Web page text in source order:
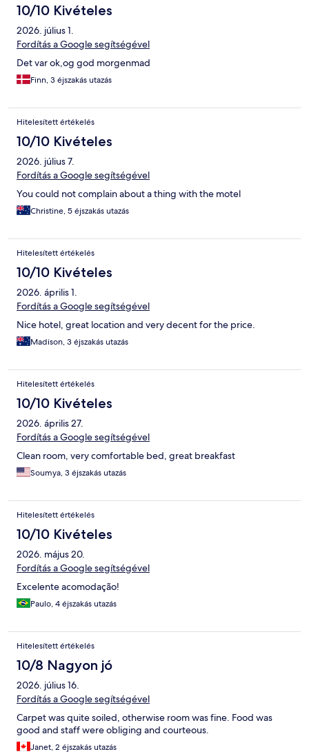
10/10 Kivételes
2026. július 1.
Fordítás a Google segítségével
Det var ok,og god morgenmad
Finn, 3 éjszakás utazás
Hitelesített értékelés
10/10 Kivételes
2026. július 7.
Fordítás a Google segítségével
You could not complain about a thing with the motel
Christine, 5 éjszakás utazás
Hitelesített értékelés
10/10 Kivételes
2026. április 1.
Fordítás a Google segítségével
Nice hotel, great location and very decent for the price.
Madison, 3 éjszakás utazás
Hitelesített értékelés
10/10 Kivételes
2026. április 27.
Fordítás a Google segítségével
Clean room, very comfortable bed, great breakfast
Soumya, 3 éjszakás utazás
Hitelesített értékelés
10/10 Kivételes
2026. május 20.
Fordítás a Google segítségével
Excelente acomodação!
Paulo, 4 éjszakás utazás
Hitelesített értékelés
10/8 Nagyon jó
2026. július 16.
Fordítás a Google segítségével
Carpet was quite soiled, otherwise room was fine. Food was
good and staff were obliging and courteous.
Janet, 2 éjszakás utazás